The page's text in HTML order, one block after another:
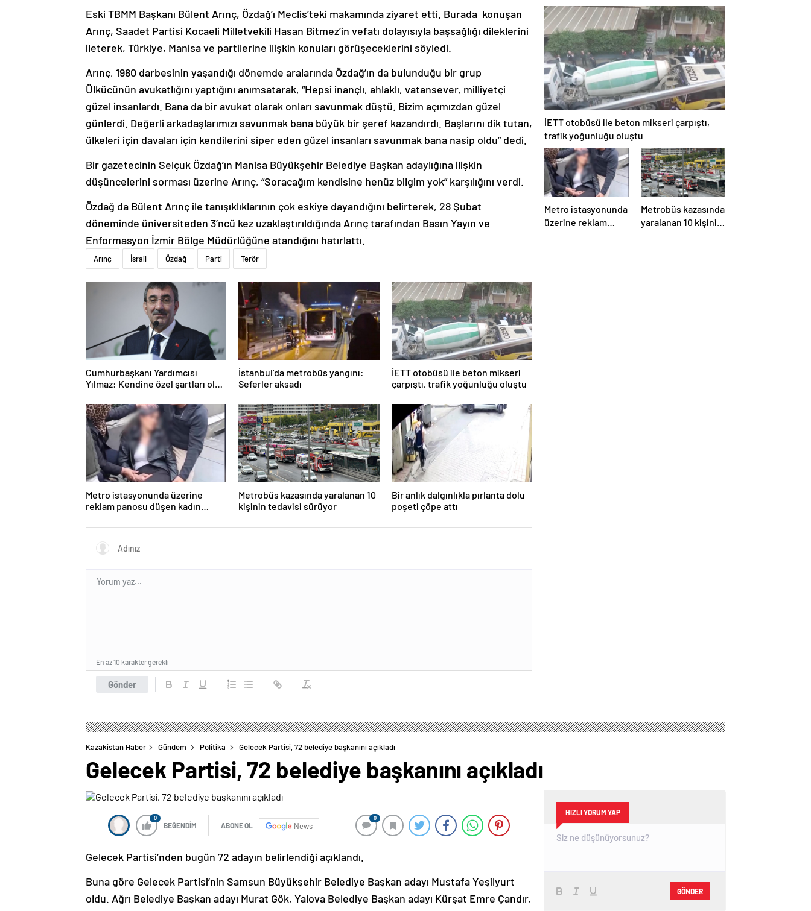
Eski TBMM Başkanı Bülent Arınç, Özdağ’ı Meclis’teki makamında ziyaret etti. Burada konuşan
Arınç, Saadet Partisi Kocaeli Milletvekili Hasan Bitmez’in vefatı dolayısıyla başsağlığı dileklerini
ileterek, Türkiye, Manisa ve partilerine ilişkin konuları görüşeceklerini söyledi.
Arınç, 1980 darbesinin yaşandığı dönemde aralarında Özdağ’ın da bulunduğu bir grup
Ülkücünün avukatlığını yaptığını anımsatarak, “Hepsi inançlı, ahlaklı, vatansever, milliyetçi
güzel insanlardı. Bana da bir avukat olarak onları savunmak düştü. Bizim açımızdan güzel
günlerdi. Değerli arkadaşlarımızı savunmak bana büyük bir şeref kazandırdı. Başlarını dik tutan,
ülkeleri için davaları için kendilerini siper eden güzel insanları savunmak bana nasip oldu” dedi.
Bir gazetecinin Selçuk Özdağ’ın Manisa Büyükşehir Belediye Başkan adaylığına ilişkin
düşüncelerini sorması üzerine Arınç, “Soracağım kendisine henüz bilgim yok” karşılığını verdi.
Özdağ da Bülent Arınç ile tanışıklıklarının çok eskiye dayandığını belirterek, 28 Şubat
döneminde üniversiteden 3’ncü kez uzaklaştırıldığında Arınç tarafından Basın Yayın ve
Enformasyon İzmir Bölge Müdürlüğüne atandığını hatırlattı.
Arınç İsrail Özdağ Parti Terör
Cumhurbaşkanı Yardımcısı
Yılmaz: Kendine özel şartları olan
İstanbul’da metrobüs yangını:
Seferler aksadı
İETT otobüsü ile beton mikseri
çarpıştı, trafik yoğunluğu oluştu
Metro istasyonunda üzerine
reklam panosu düşen kadın
Metrobüs kazasında yaralanan 10
kişinin tedavisi sürüyor
Bir anlık dalgınlıkla pırlanta dolu
poşeti çöpe attı
Gönder
En az 10 karakter gerekli
Kendine özel
şartları olan bir
süreç
Seferler aksadı
İETT otobüsü ile beton mikseri çarpıştı,
trafik yoğunluğu oluştu
Metro istasyonunda
üzerine reklam
Metrobüs kazasında
yaralanan 10 kişinin
Kazakistan Haber Gündem Politika Gelecek Partisi, 72 belediye başkanını açıkladı
Gelecek Partisi, 72 belediye başkanını açıkladı
0
BEĞENDİM ABONE OL News
0
Gelecek Partisi’nden bugün 72 adayın belirlendiği açıklandı.
Buna göre Gelecek Partisi’nin Samsun Büyükşehir Belediye Başkan adayı Mustafa Yeşilyurt
oldu. Ağrı Belediye Başkan adayı Murat Gök, Yalova Belediye Başkan adayı Kürşat Emre Çandır,
HIZLI YORUM YAP
GÖNDER